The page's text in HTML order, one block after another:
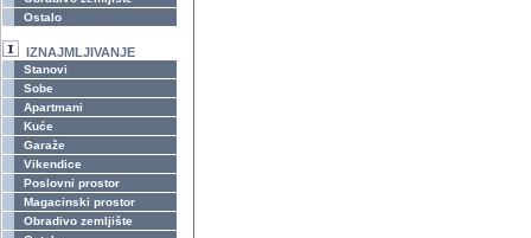
Ostalo
IZNAJMLJIVANJE
Stanovi
Sobe
Apartmani
Kuće
Garaže
Vikendice
Poslovni prostor
Magacinski prostor
Obradivo zemljište